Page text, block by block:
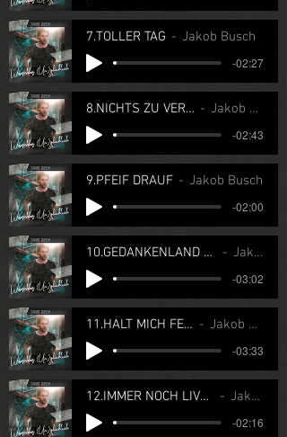
7.TOLLER TAG Jakob Busch
-02:27
8.NICHTS ZU VERLIEREN Jakob Busch
-02:43
9.PFEIF DRAUF Jakob Busch
-02:00
10.GEDANKENLAND LIVE AKUSTIK VERSION Jakob Busch
-03:02
11.HALT MICH FEST LIVE AKUSTIK VERSION Jakob Busch / Bärenheld
-03:33
12.IMMER NOCH LIVE AKUSTIK VERSION Jakob Busch
-02:16